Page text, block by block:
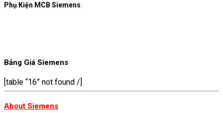
Phụ Kiện MCB Siemens
Bảng Giá Siemens
[table “16” not found /]
About Siemens